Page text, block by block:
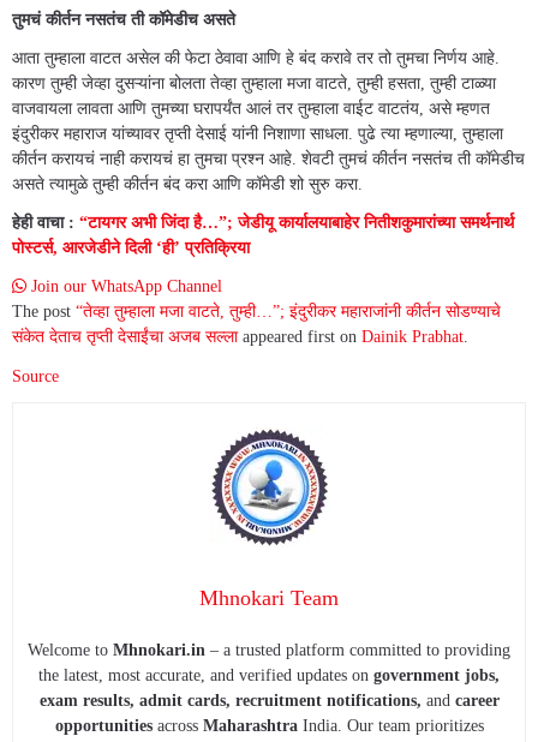
तुमचं कीर्तन नसतंच ती कॉमेडीच असते
आता तुम्हाला वाटत असेल की फेटा ठेवावा आणि हे बंद करावे तर तो तुमचा निर्णय आहे.
कारण तुम्ही जेव्हा दुसऱ्यांना बोलता तेव्हा तुम्हाला मजा वाटते, तुम्ही हसता, तुम्ही टाळ्या
वाजवायला लावता आणि तुमच्या घरापर्यंत आलं तर तुम्हाला वाईट वाटतंय, असे म्हणत
इंदुरीकर महाराज यांच्यावर तृप्ती देसाई यांनी निशाणा साधला. पुढे त्या म्हणाल्या, तुम्हाला
कीर्तन करायचं नाही करायचं हा तुमचा प्रश्न आहे. शेवटी तुमचं कीर्तन नसतंच ती कॉमेडीच
असते त्यामुळे तुम्ही कीर्तन बंद करा आणि कॉमेडी शो सुरु करा.
हेही वाचा : “टायगर अभी जिंदा है…”; जेडीयू कार्यालयाबाहेर नितीशकुमारांच्या समर्थनार्थ
पोस्टर्स, आरजेडीने दिली ‘ही’ प्रतिक्रिया
Join our WhatsApp Channel
The post “तेव्हा तुम्हाला मजा वाटते, तुम्ही…”; इंदुरीकर महाराजांनी कीर्तन सोडण्याचे
संकेत देताच तृप्ती देसाईंचा अजब सल्लाappeared first on Dainik Prabhat.
Source
Mhnokari Team
Welcome to Mhnokari.in – a trusted platform committed to providing
the latest, most accurate, and verified updates on government jobs,
exam results, admit cards, recruitment notifications, and career
opportunitiesacross MaharashtraIndia. Our team prioritizes